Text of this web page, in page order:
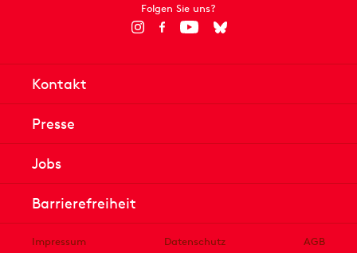
Folgen Sie uns?
Kontakt
Presse
Jobs
Barrierefreiheit
Impressum Datenschutz
AGB